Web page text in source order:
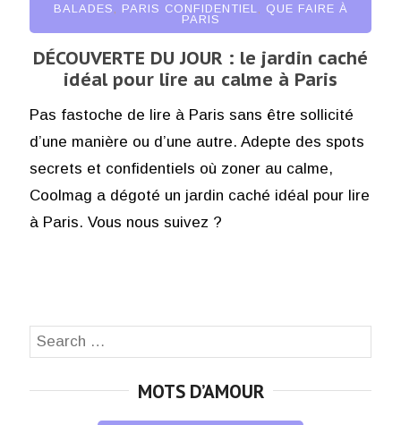
BALADES PARIS CONFIDENTIEL
QUE FAIRE À
PARIS
DÉCOUVERTE DU JOUR : le jardin caché
idéal pour lire au calme à Paris
Pas fastoche de lire à Paris sans être sollicité
d’une manière ou d’une autre. Adepte des spots
secrets et confidentiels où zoner au calme,
Coolmag a dégoté un jardin caché idéal pour lire
à Paris. Vous nous suivez ?
Search
MOTS D’AMOUR